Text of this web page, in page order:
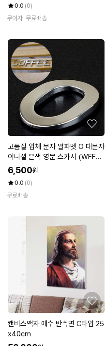
0.0 (0)
무이자 무료배송
고품질 입체 문자 알파벳 O 대문자
이니셜 은색 영문 스카시 (WFFW
F7Y)
6,500원
0.0 (0)
무료배송
캔버스액자 예수 반측면 C타입 25
x40cm